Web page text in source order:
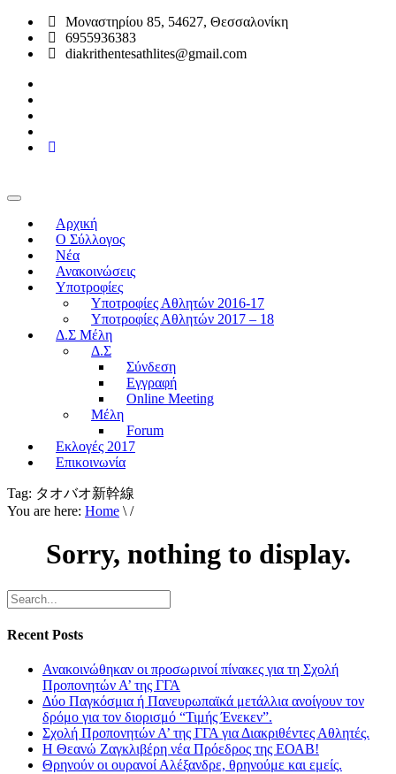
Μοναστηρίου 85, 54627, Θεσσαλονίκη
6955936383
diakrithentesathlites@gmail.com
Αρχική
O Σύλλογος
Νέα
Ανακοινώσεις
Υποτροφίες
Υποτροφίες Αθλητών 2016-17
Υποτροφίες Αθλητών 2017 – 18
Δ.Σ Μέλη
Δ.Σ
Σύνδεση
Εγγραφή
Online Meeting
Μέλη
Forum
Εκλογές 2017
Επικοινωνία
Tag: タオバオ新幹線
You are here: Home \ /
Sorry, nothing to display.
Recent Posts
Ανακοινώθηκαν οι προσωρινοί πίνακες για τη Σχολή
Προπονητών Α’ της ΓΓΑ
Δύο Παγκόσμια ή Πανευρωπαϊκά μετάλλια ανοίγουν τον
δρόμο για τον διορισμό “Τιμής Ένεκεν”.
Σχολή Προπονητών Α’ της ΓΓΑ για Διακριθέντες Αθλητές.
Η Θεανώ Ζαγκλιβέρη νέα Πρόεδρος της ΕΟΑΒ!
Θρηνούν οι ουρανοί Αλέξανδρε, θρηνούμε και εμείς.